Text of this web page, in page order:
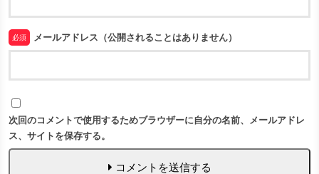
必須 メールアドレス（公開されることはありません）
次回のコメントで使用するためブラウザーに自分の名前、メールアドレ
ス、サイトを保存する。
コメントを送信する